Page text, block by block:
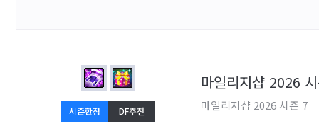
시즌한정 DF추천
마일리지샵 2026
마일리지샵 2026 시즌 7